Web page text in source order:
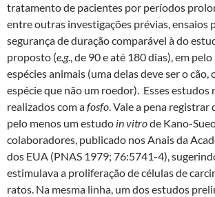
tratamento de pacientes por períodos
entre outras investigações prévias, ensaios
segurança de duração comparável à do
proposto (e.g., de 90 e até 180 dias), em
espécies animais (uma delas deve ser o cão,
espécie que não um roedor). Esses estudos
realizados com afosfo. Vale a pena registrar
pelo menos um estudo in vitrode Kano-
colaboradores, publicado nos Anais da
dos EUA (PNAS 1979; 76:5741-4),
estimulava a proliferação de células de
ratos. Na mesma linha, um dos estudos